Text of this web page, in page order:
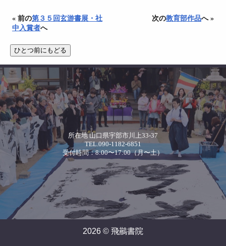
« 前の第３５回玄游書展・社
中入賞者へ
次の教育部作品へ »
所在地 山口県宇部市川上33-37
TEL.090-1182-6851
受付時間：8:00〜17:00（月〜土）
2026 © 飛䴏書院